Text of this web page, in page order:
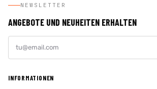
NEWSLETTER
ANGEBOTE UND NEUHEITEN ERHALTEN
INFORMATIONEN